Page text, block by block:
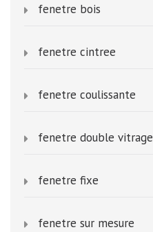
fenetre bois
fenetre cintree
fenetre coulissante
fenetre double vitrage
fenetre fixe
fenetre sur mesure